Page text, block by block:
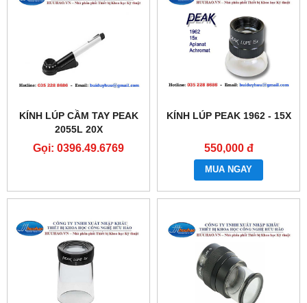
KÍNH LÚP CẦM TAY PEAK
2055L 20X
Gọi: 0396.49.6769
KÍNH LÚP PEAK 1962 - 15X
550,000 đ
MUA NGAY